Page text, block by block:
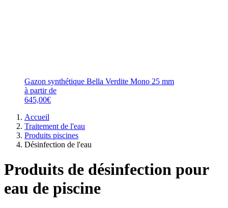
Gazon synthétique Bella Verdite Mono 25 mm
à partir de
645,00€
Accueil
Traitement de l'eau
Produits piscines
Désinfection de l'eau
Produits de désinfection pour
eau de piscine